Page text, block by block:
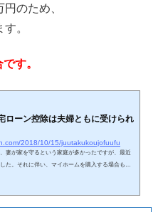
のため、
。
す。
ローン控除は夫婦ともに受けられ
2018/10/15/juutakukoujofuufu
妻が家を守るという家庭が多かったですが、最近
た。それに伴い、マイホームを購入する場合も単